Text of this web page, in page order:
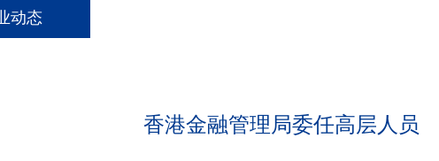
动态
香港金融管理局委任高层人员